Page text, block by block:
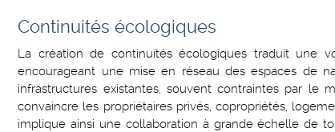
Continuités écologiques
La création de continuités écologiques traduit une
encourageant une mise en réseau des espaces de
infrastructures existantes, souvent contraintes par le
convaincre les propriétaires privés, copropriétés,
implique ainsi une collaboration à grande échelle de